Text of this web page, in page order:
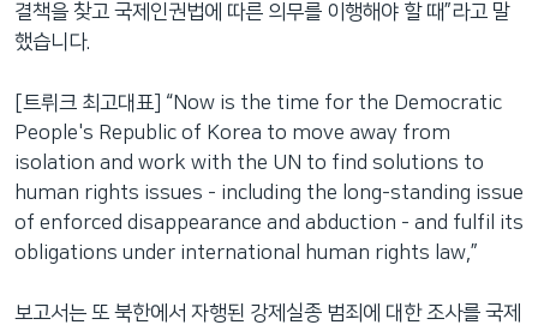
결책을 찾고 국제인권법에 따른 의무를 이행해야 할 때”라고 말
했습니다.
[트뤼크 최고대표] “Now is the time for the Democratic
People's Republic of Korea to move away from
isolation and work with the UN to find solutions to
human rights issues - including the long-standing issue
of enforced disappearance and abduction - and fulfil its
obligations under international human rights law,”
보고서는 또 북한에서 자행된 강제실종 범죄에 대한 조사를 국제